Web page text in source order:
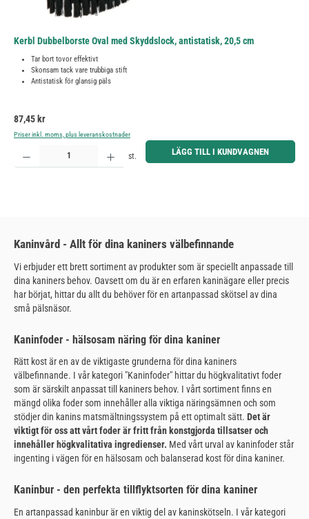
Kerbl Dubbelborste Oval med Skyddslock, antistatisk, 20,5 cm
Tar bort tovor effektivt
Skonsam tack vare trubbiga stift
Antistatisk för glansig päls
Ordinarie pris:
87,45 kr
Priser inkl. moms, plus leveranskostnader
Produktkvantitet: Ange önskat belopp eller använd knapparna för att öka eller minska kvantiteten.
st. LÄGG TILL I KUNDVAGNEN
Kaninvård - Allt för dina kaniners välbefinnande
Vi erbjuder ett brett sortiment av produkter som är speciellt anpassade till
dina kaniners behov. Oavsett om du är en erfaren kaninägare eller precis
har börjat, hittar du allt du behöver för en artanpassad skötsel av dina
små pälsnäsor.
Kaninfoder - hälsosam näring för dina kaniner
Rätt kost är en av de viktigaste grunderna för dina kaniners
välbefinnande. I vår kategori "Kaninfoder" hittar du högkvalitativt foder
som är särskilt anpassat till kaniners behov. I vårt sortiment finns en
mängd olika foder som innehåller alla viktiga näringsämnen och som
stödjer din kanins matsmältningssystem på ett optimalt sätt. Det är
viktigt för oss att vårt foder är fritt från konstgjorda tillsatser och
innehåller högkvalitativa ingredienser. Med vårt urval av kaninfoder står
ingenting i vägen för en hälsosam och balanserad kost för dina kaniner.
Kaninbur - den perfekta tillflyktsorten för dina kaniner
En artanpassad kaninbur är en viktig del av kaninskötseln. I vår kategori